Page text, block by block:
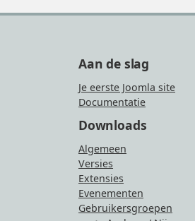
Aan de slag
Je eerste Joomla site
Documentatie
Downloads
Algemeen
Versies
Extensies
Evenementen
Gebruikersgroepen